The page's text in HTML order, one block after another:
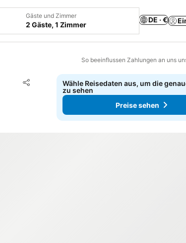
Gäste und Zimmer
2 Gäste, 1 Zimmer
DE · €
So beeinflussen Zahlungen an uns
Teilen
Zu Favoriten hinzufügen
Wähle Reisedaten aus, um die
zu sehen
Preise sehen